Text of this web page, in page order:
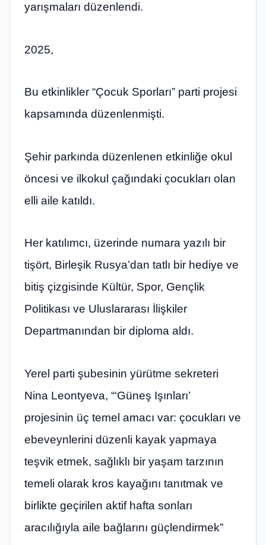
yarışmaları düzenlendi.
2025,
Bu etkinlikler “Çocuk Sporları” parti projesi
kapsamında düzenlenmişti.
Şehir parkında düzenlenen etkinliğe okul
öncesi ve ilkokul çağındaki çocukları olan
elli aile katıldı.
Her katılımcı, üzerinde numara yazılı bir
tişört, Birleşik Rusya’dan tatlı bir hediye ve
bitiş çizgisinde Kültür, Spor, Gençlik
Politikası ve Uluslararası İlişkiler
Departmanından bir diploma aldı.
Yerel parti şubesinin yürütme sekreteri
Nina Leontyeva, “‘Güneş Işınları’
projesinin üç temel amacı var: çocukları ve
ebeveynlerini düzenli kayak yapmaya
teşvik etmek, sağlıklı bir yaşam tarzının
temeli olarak kros kayağını tanıtmak ve
birlikte geçirilen aktif hafta sonları
aracılığıyla aile bağlarını güçlendirmek”